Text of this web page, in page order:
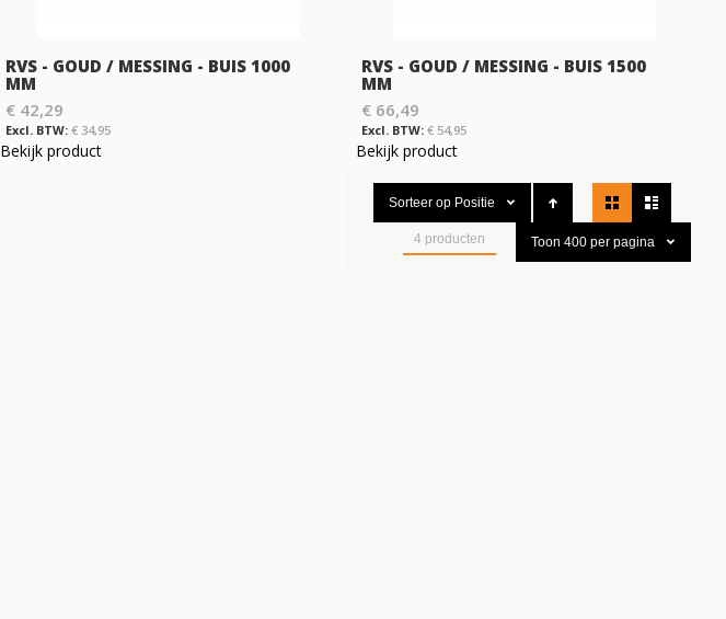
RVS - GOUD / MESSING - BUIS 1000
MM
€ 42,29
€ 34,95
Bekijk product
RVS - GOUD / MESSING - BUIS 1500
MM
€ 66,49
€ 54,95
Bekijk product
Sorteer op Positie
als
4 producten Toon 400 per pagina